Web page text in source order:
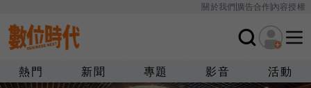
關於我們廣告合作內容授權
熱門 新聞 專題 影音 活動